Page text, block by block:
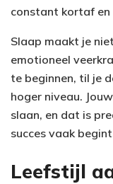
constant kortaf en
Slaap maakt je
emotioneel
te beginnen, til je
hoger niveau.
slaan, en dat is
succes vaak
Leefstijl